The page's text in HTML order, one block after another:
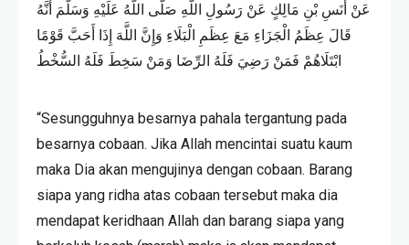
عَنْ أَنَسِ بْنِ مَالِكٍ عَنْ رَسُولِ اللَّهِ صَلَّى اللَّهُ عَلَيْهِ وَسَلَّمَ أَنَّهُ
قَالَ عِظَمُ الْجَزَاءِ مَعَ عِظَمِ الْبَلَاءِ وَإِنَّ اللَّهَ إِذَا أَحَبَّ قَوْمًا
ابْتَلَاهُمْ فَمَنْ رَضِيَ فَلَهُ الرِّضَا وَمَنْ سَخِطَ فَلَهُ السُّخْطُ
“Sesungguhnya besarnya pahala tergantung pada
besarnya cobaan. Jika Allah mencintai suatu kaum
maka Dia akan mengujinya dengan cobaan. Barang
siapa yang ridha atas cobaan tersebut maka dia
mendapat keridhaan Allah dan barang siapa yang